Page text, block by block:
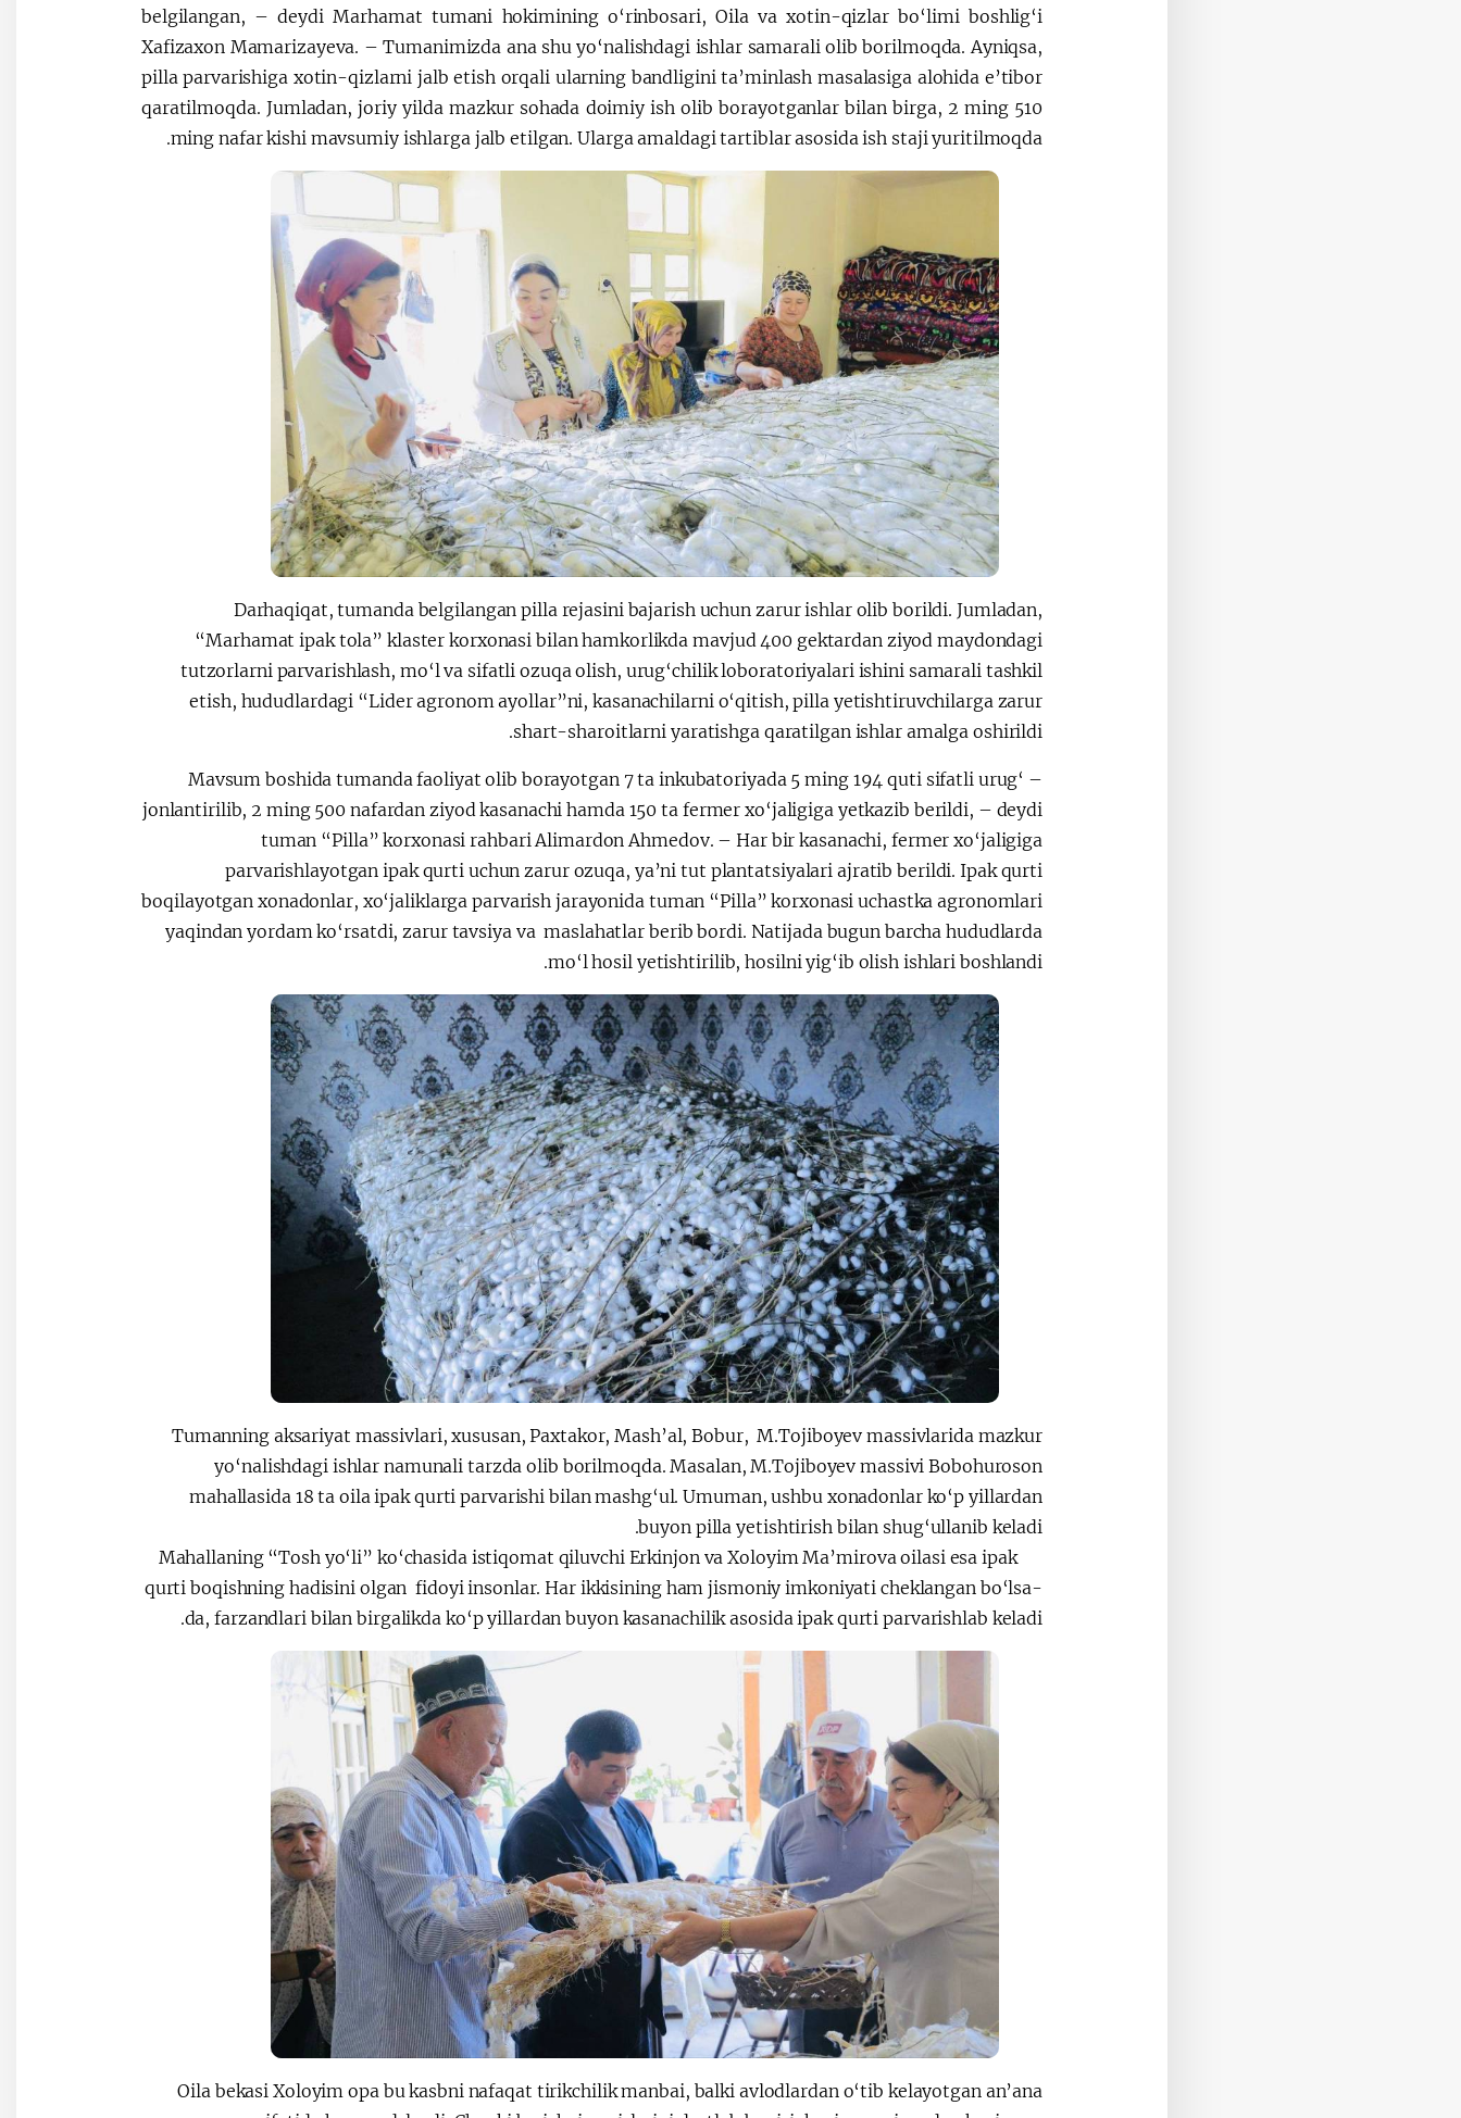
belgilangan, – deydi Marhamat tumani hokimining o‘rinbosari, Oila va xotin-qizlar bo‘limi boshlig‘i
Xafizaxon Mamarizayeva. – Tumanimizda ana shu yo‘nalishdagi ishlar samarali olib borilmoqda. Ayniqsa,
pilla parvarishiga xotin-qizlarni jalb etish orqali ularning bandligini ta’minlash masalasiga alohida e’tibor
qaratilmoqda. Jumladan, joriy yilda mazkur sohada doimiy ish olib borayotganlar bilan birga, 2 ming 510
ming nafar kishi mavsumiy ishlarga jalb etilgan. Ularga amaldagi tartiblar asosida ish staji yuritilmoqda.
Darhaqiqat, tumanda belgilangan pilla rejasini bajarish uchun zarur ishlar olib borildi. Jumladan,
“Marhamat ipak tola” klaster korxonasi bilan hamkorlikda mavjud 400 gektardan ziyod maydondagi
tutzorlarni parvarishlash, mo‘l va sifatli ozuqa olish, urug‘chilik loboratoriyalari ishini samarali tashkil
etish, hududlardagi “Lider agronom ayollar”ni, kasanachilarni o‘qitish, pilla yetishtiruvchilarga zarur
shart-sharoitlarni yaratishga qaratilgan ishlar amalga oshirildi.
– Mavsum boshida tumanda faoliyat olib borayotgan 7 ta inkubatoriyada 5 ming 194 quti sifatli urug‘
jonlantirilib, 2 ming 500 nafardan ziyod kasanachi hamda 150 ta fermer xo‘jaligiga yetkazib berildi, – deydi
tuman “Pilla” korxonasi rahbari Alimardon Ahmedov. – Har bir kasanachi, fermer xo‘jaligiga
parvarishlayotgan ipak qurti uchun zarur ozuqa, ya’ni tut plantatsiyalari ajratib berildi. Ipak qurti
boqilayotgan xonadonlar, xo‘jaliklarga parvarish jarayonida tuman “Pilla” korxonasi uchastka agronomlari
yaqindan yordam ko‘rsatdi, zarur tavsiya va maslahatlar berib bordi. Natijada bugun barcha hududlarda
mo‘l hosil yetishtirilib, hosilni yig‘ib olish ishlari boshlandi.
Tumanning aksariyat massivlari, xususan, Paxtakor, Mash’al, Bobur, M.Tojiboyev massivlarida mazkur
yo‘nalishdagi ishlar namunali tarzda olib borilmoqda. Masalan, M.Tojiboyev massivi Bobohuroson
mahallasida 18 ta oila ipak qurti parvarishi bilan mashg‘ul. Umuman, ushbu xonadonlar ko‘p yillardan
buyon pilla yetishtirish bilan shug‘ullanib keladi.
Mahallaning “Tosh yo‘li” ko‘chasida istiqomat qiluvchi Erkinjon va Xoloyim Ma’mirova oilasi esa ipak
qurti boqishning hadisini olgan fidoyi insonlar. Har ikkisining ham jismoniy imkoniyati cheklangan bo‘lsa-
da, farzandlari bilan birgalikda ko‘p yillardan buyon kasanachilik asosida ipak qurti parvarishlab keladi.
Oila bekasi Xoloyim opa bu kasbni nafaqat tirikchilik manbai, balki avlodlardan o‘tib kelayotgan an’ana